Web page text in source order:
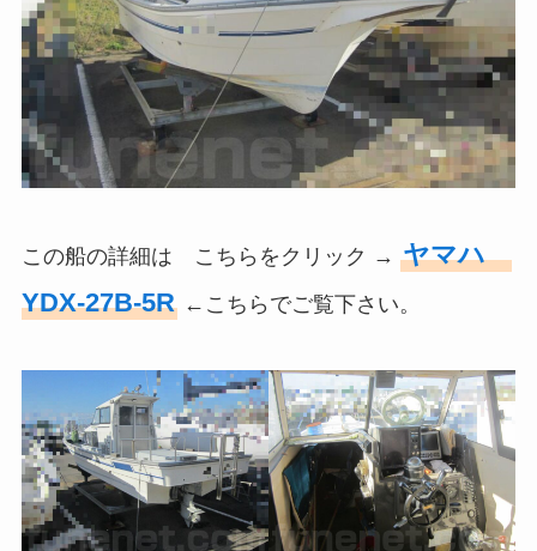
この船の詳細は こちらをクリック → ヤマハ
YDX-27B-5R←こちらでご覧下さい。